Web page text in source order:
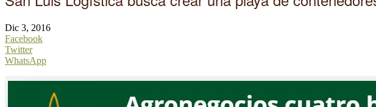
Dic 3, 2016
Facebook
Twitter
WhatsApp